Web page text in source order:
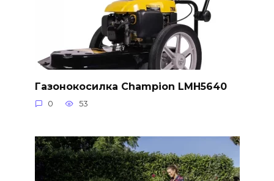
Газонокосилка Champion LMH5640
0 53